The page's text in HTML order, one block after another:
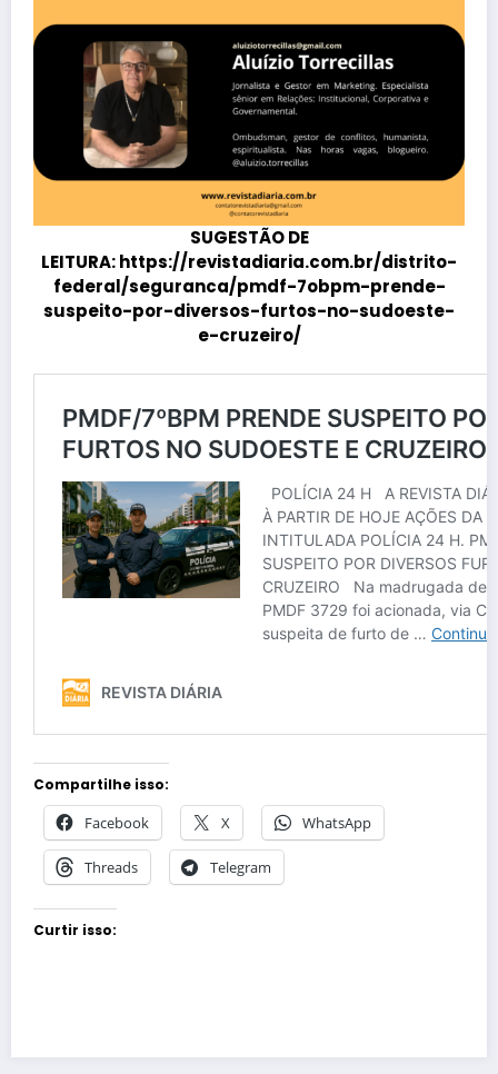
SUGESTÃO DE
LEITURA:https://revistadiaria.com.br/distrito-
federal/seguranca/pmdf-7obpm-prende-
suspeito-por-diversos-furtos-no-sudoeste-
e-cruzeiro/
Compartilhe isso:
Facebook X WhatsApp
Threads Telegram
Curtir isso: